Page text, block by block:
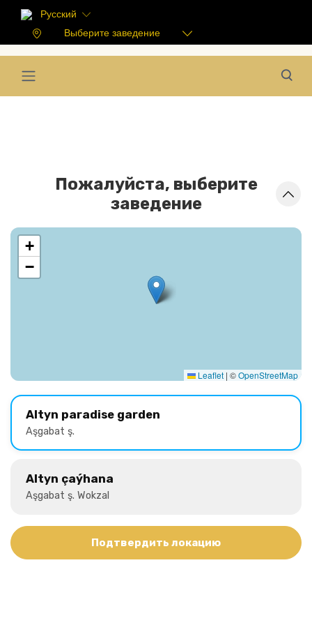
Русский
Выберите заведение
Пожалуйста, выберите
заведение
+
−
Leaflet | ©OpenStreetMap
Altyn paradise garden
Aşgabat ş.
Altyn çaýhana
Aşgabat ş. Wokzal
Подтвердить локацию